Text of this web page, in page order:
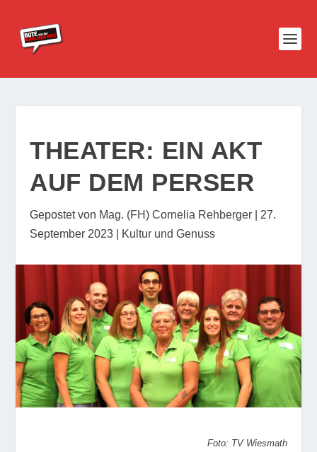
THEATER: EIN AKT
AUF DEM PERSER
Gepostet von Mag. (FH) Cornelia Rehberger
27.
September 2023
Kultur und Genuss
Foto: TV Wiesmath